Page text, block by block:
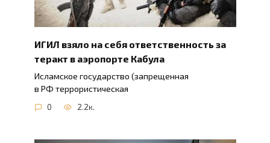
ИГИЛ взяло на себя ответственность за
теракт в аэропорте Кабула
Исламское государство (запрещенная
в РФ террористическая
0 2.2к.